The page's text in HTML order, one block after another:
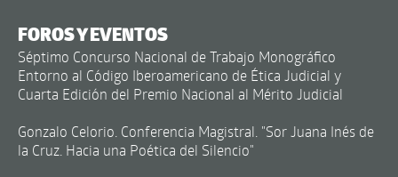
FOROS Y EVENTOS
Séptimo Concurso Nacional de Trabajo Monográfico
Entorno al Código Iberoamericano de Ética Judicial y
Cuarta Edición del Premio Nacional al Mérito Judicial
Gonzalo Celorio. Conferencia Magistral. "Sor Juana Inés de
la Cruz. Hacia una Poética del Silencio"